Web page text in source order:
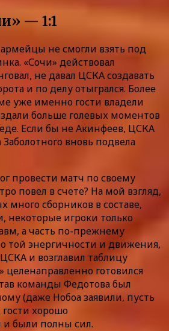
— 1:1
не смогли взять под
«Сочи» действовал
не давал ЦСКА создавать
и по делу отыгрался. Более
уже именно гости владели
больше голевых моментов
Если бы не Акинфеев, ЦСКА
вновь подвела
провести матч по своему
повел в счете? На мой взгляд,
много сборников в составе,
некоторые игроки только
а часть по-прежнему
той энергичности и движения,
и возглавил таблицу
целенаправленно готовился
команды Федотова был
(даже Нобоа заявили, пусть
гости хорошо
и были полны сил.